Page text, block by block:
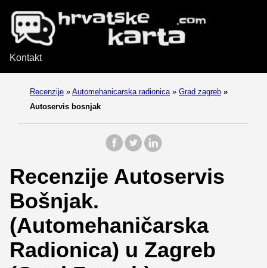
Kontakt
Recenzije » Automehanicarska radionica » Grad zagreb »
Autoservis bosnjak
Recenzije Autoservis
Bošnjak.
(Automehaničarska
Radionica) u Zagreb